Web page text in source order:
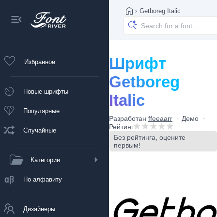
Избранное
Новые шрифты
Популярные
Случайные
Категории
По алфавиту
Дизайнеры
› Getboreg Italic
Шрифт
Getboreg
Italic
Разработан ffeeaarr
Демо
Рейтинг
Без рейтинга, оцените
первым!